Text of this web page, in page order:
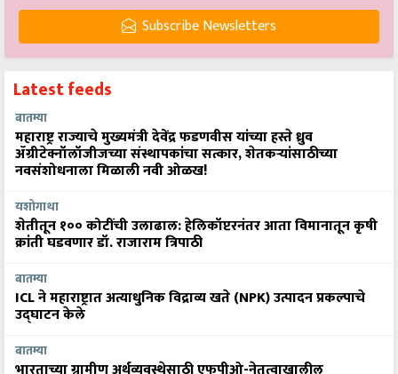
Subscribe Newsletters
Latest feeds
बातम्या
महाराष्ट्र राज्याचे मुख्यमंत्री देवेंद्र फडणवीस यांच्या हस्ते ध्रुव
ॲग्रीटेक्नॉलॉजीजच्या संस्थापकांचा सत्कार, शेतकऱ्यांसाठीच्या
नवसंशोधनाला मिळाली नवी ओळख!
यशोगाथा
शेतीतून १०० कोटींची उलाढाल: हेलिकॉप्टरनंतर आता विमानातून कृषी
क्रांती घडवणार डॉ. राजाराम त्रिपाठी
बातम्या
ICL ने महाराष्ट्रात अत्याधुनिक विद्राव्य खते (NPK) उत्पादन प्रकल्पाचे
उद्घाटन केले
बातम्या